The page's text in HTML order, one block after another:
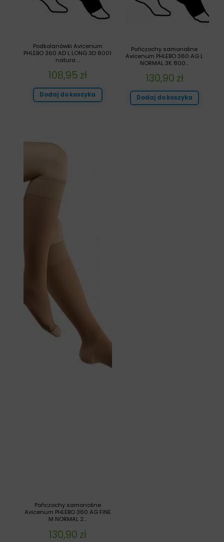
Pończochy samonośne
Avicenum PHLEBO 360 AG L
NORMAL 3K 800...
130,90 zł
Dodaj do koszyka
Podkolanówki Avicenum
PHLEBO 360 AD L LONG 3D 8001
natura ...
108,95 zł
Dodaj do koszyka
Pończochy samonośne
Avicenum PHLEBO 360 AG FINE
M NORMAL 2...
130,90 zł